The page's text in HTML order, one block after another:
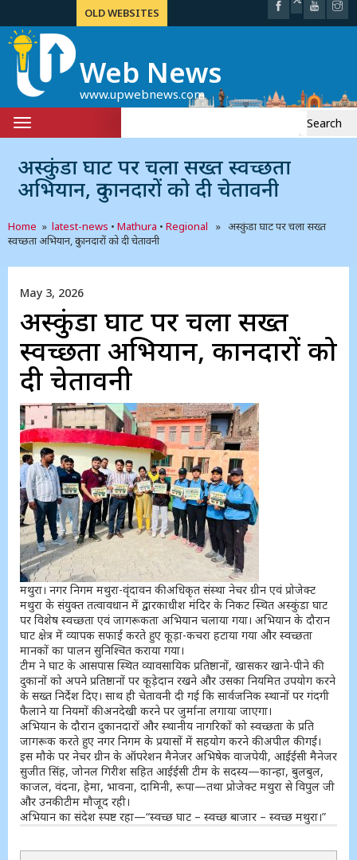
OLD WEBSITES
Web News
www.upwebnews.com
Toggle
navigation
अस्कुंडा घाट पर चला सख्त स्वच्छता
अभियान, दुकानदारों को दी चेतावनी
Home » latest-news • Mathura • Regional » अस्कुंडा घाट पर चला सख्त
स्वच्छता अभियान, दुकानदारों को दी चेतावनी
May 3, 2026
अस्कुंडा घाट पर चला सख्त
स्वच्छता अभियान, दुकानदारों को
दी चेतावनी
मथुरा। नगर निगम मथुरा-वृंदावन की अधिकृत संस्था नेचर ग्रीन एवं प्रोजेक्ट
मथुरा के संयुक्त तत्वावधान में द्वारकाधीश मंदिर के निकट स्थित अस्कुंडा घाट
पर विशेष स्वच्छता एवं जागरूकता अभियान चलाया गया। अभियान के दौरान
घाट क्षेत्र में व्यापक सफाई करते हुए कूड़ा-कचरा हटाया गया और स्वच्छता
मानकों का पालन सुनिश्चित कराया गया।
टीम ने घाट के आसपास स्थित व्यावसायिक प्रतिष्ठानों, खासकर खाने-पीने की
दुकानों को अपने प्रतिष्ठानों पर कूड़ेदान रखने और उसका नियमित उपयोग करने
के सख्त निर्देश दिए। साथ ही चेतावनी दी गई कि सार्वजनिक स्थानों पर गंदगी
फैलाने या नियमों की अनदेखी करने पर जुर्माना लगाया जाएगा।
अभियान के दौरान दुकानदारों और स्थानीय नागरिकों को स्वच्छता के प्रति
जागरूक करते हुए नगर निगम के प्रयासों में सहयोग करने की अपील की गई।
इस मौके पर नेचर ग्रीन के ऑपरेशन मैनेजर अभिषेक वाजपेयी, आईईसी मैनेजर
सुजीत सिंह, जोनल गिरीश सहित आईईसी टीम के सदस्य—कान्हा, बुलबुल,
काजल, वंदना, हेमा, भावना, दामिनी, रूपा—तथा प्रोजेक्ट मथुरा से विपुल जी
और उनकी टीम मौजूद रही।
अभियान का संदेश स्पष्ट रहा—“स्वच्छ घाट – स्वच्छ बाजार – स्वच्छ मथुरा।”